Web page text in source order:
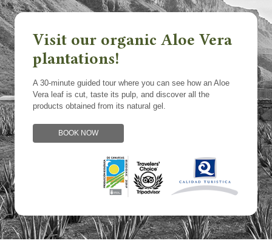
Visit our organic Aloe Vera
plantations!
A 30-minute guided tour where you can see how an Aloe
Vera leaf is cut, taste its pulp, and discover all the
products obtained from its natural gel.
BOOK NOW